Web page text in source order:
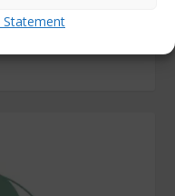
Statement